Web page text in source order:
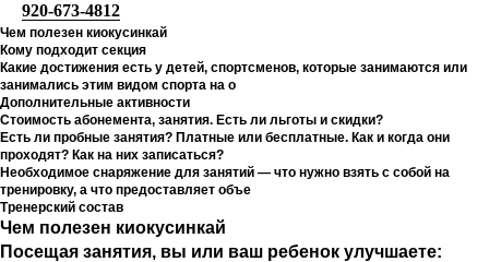
920-673-4812
Чем полезен киокусинкай
Кому подходит секция
Какие достижения есть у детей, спортсменов, которые занимаются или
занимались этим видом спорта на о
Дополнительные активности
Стоимость абонемента, занятия. Есть ли льготы и скидки?
Есть ли пробные занятия? Платные или бесплатные. Как и когда они
проходят? Как на них записаться?
Необходимое снаряжение для занятий — что нужно взять с собой на
тренировку, а что предоставляет объе
Тренерский состав
Чем полезен киокусинкай
Посещая занятия, вы или ваш ребенок улучшаете: